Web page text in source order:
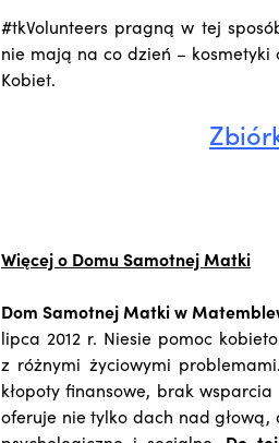
#tkVolunteers pragną w tej
nie mają na co dzień –
Kobiet.
Więcej o Domu Samotnej Matki
Dom Samotnej Matkiw
lipca 2012 r. Niesie pomoc
z różnymi życiowymi
kłopoty finansowe, brak
oferuje nie tylko dach nad